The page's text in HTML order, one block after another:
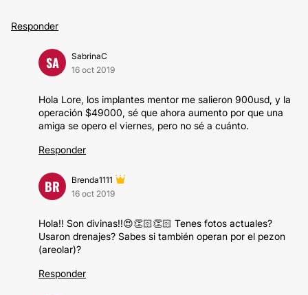
Responder
SA
SabrinaC
16 oct 2019
Hola Lore, los implantes mentor me salieron 900usd, y la
operación $49000, sé que ahora aumento por que una
amiga se opero el viernes, pero no sé a cuánto.
Responder
BR
Brenda1111
16 oct 2019
Hola!! Son divinas!!😍👏🏻👏🏻 Tenes fotos actuales?
Usaron drenajes? Sabes si también operan por el pezon
(areolar)?
Responder